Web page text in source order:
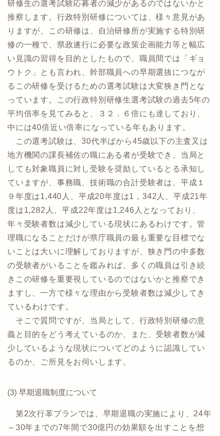
研修生の選考試験応募者の減少があるのではないかと
推察します。行政特別研修については、様々意見があ
りますが、この研修は、自治研修所が実施する特別研
修の一種で、県政遂行に必要な政策企画能力等と幅広
い見識の習得を目的としたもので、職員間では「ギョ
ウトク」とも言われ、幹部職員への早期選抜につなが
るこの研修を受けるための選考試験は大変狭き門とな
っています。この行政特別研修生選考試験の過去5年の
平均倍率を見てみると、３２．６倍にも達しており、
中には40倍近い倍率になっている年もあります。
この選考試験は、30代半ばから45歳以下の主査又は
地方機関の課長補佐の職にある者が受験でき、当局と
しても対象職員に対し受験を奨励しているとる承知し
ていますが、事務職、技術職の合計受験者は、平成１
９年度は1,440人、平成20年度は1，342人、平成21年
度は1,282人、平成22年度は1,246人となっており、
年々受験者数は減少している現状にあるわけです。管
理職になることだけが県庁職員の最も重要な目標でな
いことは大いに理解しておりますが、狭き門の中多数
の受験者がいることを鑑みれば、多くの職員は引き続
きこの研修を重要視しているのではないかと推察でき
ますし、一方で様々な理由から受験者数は減少してき
ているわけです。
そこで質問ですが、当局として、行政特別研修の意
義と目的をどう考えているのか、また、受験者数が減
少しているような現状についてどのように認識してい
るのか、ご所見をお伺いします。
(3) 早期退職制度について
第2次行革プランでは、早期退職の実施により、24年
～30年までの7年間で30億円の効果額を出すことを想